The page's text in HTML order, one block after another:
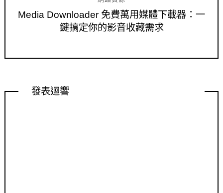
Media Downloader 免費萬用媒體下載器：一
鍵搞定你的影音收藏需求
發表迴響